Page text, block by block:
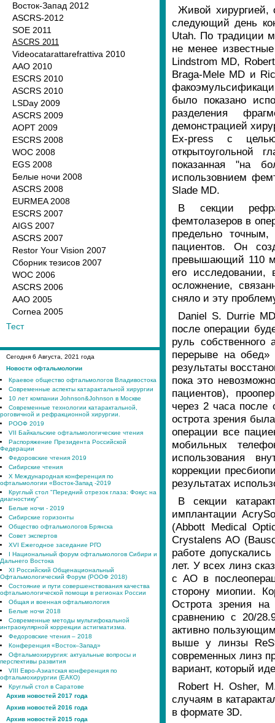
Восток-Запад 2012
ASCRS-2012
SOE 2011
ASCRS 2011
Videocatarattarefrattiva 2010
ААО 2010
ESCRS 2010
ASCRS 2010
LSDay 2009
ASCRS 2009
AOPT 2009
ESCRS 2008
WOC 2008
EGS 2008
Белые ночи 2008
ASCRS 2008
EURMEA 2008
ESCRS 2007
AIGS 2007
ASCRS 2007
Restor Your Vision 2007
Сборник тезисов 2007
WOC 2006
ASCRS 2006
AAO 2005
Cornea 2005
Тест
Сегодня 6 Августа, 2021 года
Новости офтальмологии
Краевое общество офтальмологов Владивостока
Современные аспекты катарактальной хирургии
10 лет компании Johnson&Johnson в Москве
Современные технологии катарактальной,
роговичной и рефракционной хирургии.
РООФ 2019
VII Байкальские офтальмологические чтения
Распоряжение Президента Российской
Федерации
Федоровские чтения 2019
Сибирские чтения
X Международная конференция по
офтальмологии «Восток-Запад -2019
Круглый стол "Передний отрезок глаза: Фокус на
диагностику"
Белые ночи - 2019
Сибирские горизонты
Общество офтальмологов Брянска
Совет экспертов
XVI Ежегодное заседание РГО
I Национальный форум офтальмологов Сибири и
Дальнего Востока
XI Российский Общенациональный
Офтальмологический Форум (РООФ 2018)
Состояние и пути совершенствования качества
офтальмологической помощи в регионах России
Общая и военная офтальмология
Белые ночи 2018
Современные методы мультифокальной
интраокулярной коррекции астигматизма.
Федоровские чтения – 2018
Конференция «Восток–Запад»
Офтальмохирургия: актуальные вопросы и
перспективы развития
VIII Евро-Азиатская конференция по
офтальмохирургии (ЕАКО)
Круглый стол в Саратове
Архив новостей 2017 года
Архив новостей 2016 года
Архив новостей 2015 года
Живой хирургией,
следующий день
Utah. По традиции
не менее
Lindstrom MD,
Braga-Mele MD и
было показано
разделения
демонстрацией
Ex-press с
открытоугольной
показанная "на
использовнием
Slade MD.
В секции
фемтолазеров в
предельно
пациентов. Он
превышающий 110
его
осложнение,
сняло и эту
Daniel S. Durrie
после операции
руль
перерыве на
результаты
пока это
пациентов),
через 2 часа
острота зрения
операции все
мобильных
использования
коррекции
результатах
В секции
имплантации
(Abbott Medical
Crystalens AO
работе
лет. У всех линз
с АО в
сторону миопии.
Острота зрения
сравнению с 20/
активно
выше у линзы
современных линз
вариант, который
Robert H. Osher,
случаям в
в формате 3D.